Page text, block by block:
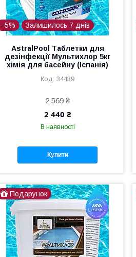
–5% Залишилось 7 днів
AstralPool Таблетки для
дезінфекції Мультихлор 5кг
хімія для басейну (Іспанія)
34439
2 569 ₴
2 440 ₴
В наявності
Купити
Подарунок